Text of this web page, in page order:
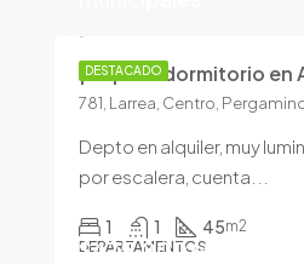
DESTACADO
¡Depto 1 dormitorio en
Depto en alquiler, muy
por escalera, cuenta...
1 1 45m2
DEPARTAMENTOS
$475.000/+100.000